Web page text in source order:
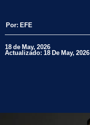
Por: EFE
18 de May, 2026
Actualizado: 18 De May, 2026